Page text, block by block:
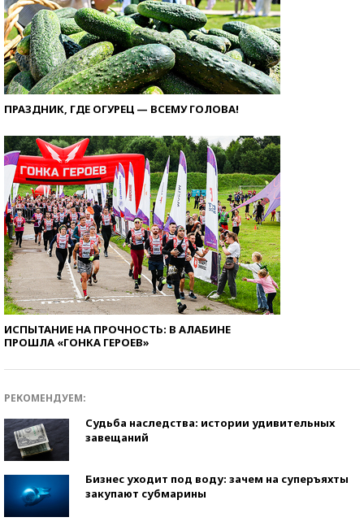
ПРАЗДНИК, ГДЕ ОГУРЕЦ — ВСЕМУ ГОЛОВА!
ИСПЫТАНИЕ НА ПРОЧНОСТЬ: В АЛАБИНЕ
ПРОШЛА «ГОНКА ГЕРОЕВ»
РЕКОМЕНДУЕМ:
Судьба наследства: истории удивительных
завещаний
Бизнес уходит под воду: зачем на суперъяхты
закупают субмарины